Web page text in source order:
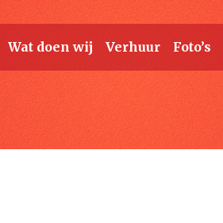
Wat doen wij Verhuur Foto’s